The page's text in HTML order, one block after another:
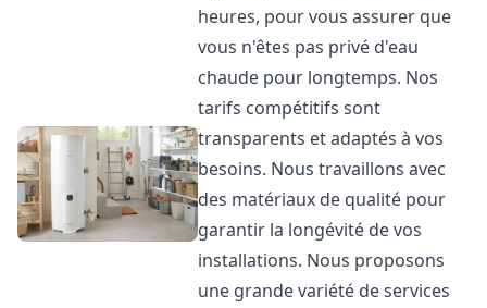
heures, pour vous assurer que
vous n'êtes pas privé d'eau
chaude pour longtemps. Nos
tarifs compétitifs sont
transparents et adaptés à vos
besoins. Nous travaillons avec
des matériaux de qualité pour
garantir la longévité de vos
installations. Nous proposons
une grande variété de services